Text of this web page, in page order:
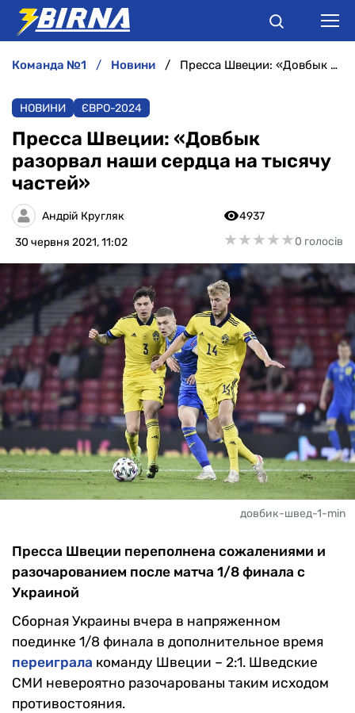
АНАЛІТИКА
ІНТЕРВ'Ю
РІЗНЕ
БУКМЕКЕРИ
команда №1 новини Пресса Швеции: «Довбык разорвал наши сердца на тысячу частей»
НОВИНИ ЄВРО-2024
Пресса Швеции: «Довбык
разорвал наши сердца на тысячу
частей»
Андрій Кругляк
30 червня 2021, 11:02
4937
★★★★★
★★★★★0 голосів
довбик-швед-1-min
Пресса Швеции переполнена сожалениями и
разочарованием после матча 1/8 финала с
Украиной
Сборная Украины вчера в напряженном
поединке 1/8 финала в дополнительное время
переиграла команду Швеции – 2:1. Шведские
СМИ невероятно разочарованы таким исходом
противостояния.